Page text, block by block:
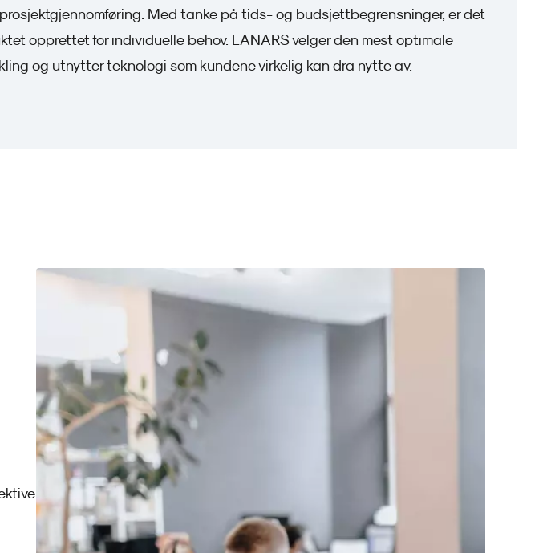
Med tanke på tids- og budsjettbegrensninger, er det
opprettet for individuelle behov. LANARS velger den mest optimale
og utnytter teknologi som kundene virkelig kan dra nytte av.